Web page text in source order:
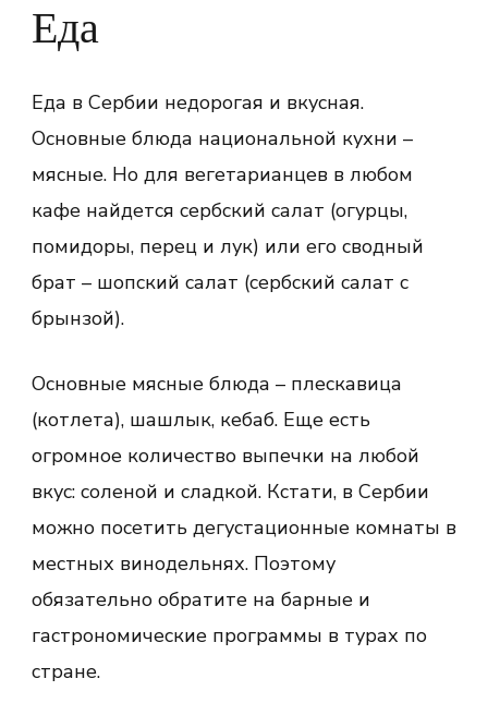
Еда
Еда в Сербии недорогая и вкусная.
Основные блюда национальной кухни –
мясные. Но для вегетарианцев в любом
кафе найдется сербский салат (огурцы,
помидоры, перец и лук) или его сводный
брат – шопский салат (сербский салат с
брынзой).
Основные мясные блюда – плескавица
(котлета), шашлык, кебаб. Еще есть
огромное количество выпечки на любой
вкус: соленой и сладкой. Кстати, в Сербии
можно посетить дегустационные комнаты в
местных винодельнях. Поэтому
обязательно обратите на барные и
гастрономические программы в турах по
стране.